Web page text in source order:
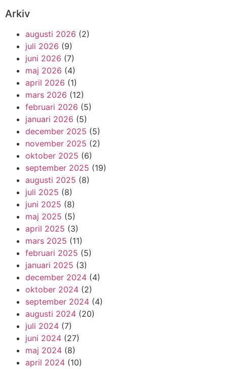
Arkiv
augusti 2026 (2)
juli 2026 (9)
juni 2026 (7)
maj 2026 (4)
april 2026 (1)
mars 2026 (12)
februari 2026 (5)
januari 2026 (5)
december 2025 (5)
november 2025 (2)
oktober 2025 (6)
september 2025 (19)
augusti 2025 (8)
juli 2025 (8)
juni 2025 (8)
maj 2025 (5)
april 2025 (3)
mars 2025 (11)
februari 2025 (5)
januari 2025 (3)
december 2024 (4)
oktober 2024 (2)
september 2024 (4)
augusti 2024 (20)
juli 2024 (7)
juni 2024 (27)
maj 2024 (8)
april 2024 (10)